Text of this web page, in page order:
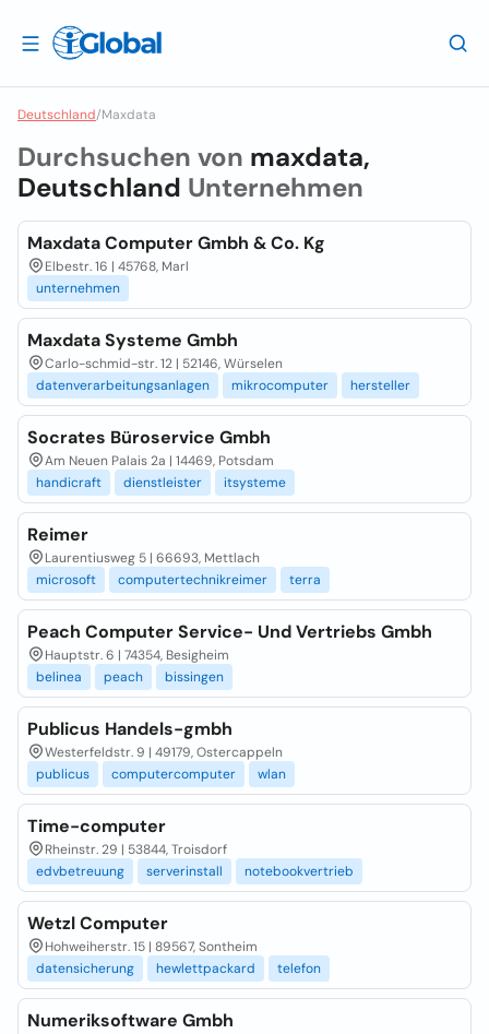
Deutschland/Maxdata
Durchsuchen von maxdata,
Deutschland Unternehmen
Maxdata Computer Gmbh & Co. Kg
Elbestr. 16 | 45768, Marl
unternehmen
Maxdata Systeme Gmbh
Carlo-schmid-str. 12 | 52146, Würselen
datenverarbeitungsanlagen
mikrocomputer hersteller
Socrates Büroservice Gmbh
Am Neuen Palais 2a | 14469, Potsdam
handicraft
dienstleister itsysteme
Reimer
Laurentiusweg 5 | 66693, Mettlach
microsoft
computertechnikreimer terra
Peach Computer Service- Und Vertriebs Gmbh
Hauptstr. 6 | 74354, Besigheim
belinea
peach bissingen
Publicus Handels-gmbh
Westerfeldstr. 9 | 49179, Ostercappeln
publicus
computercomputer wlan
Time-computer
Rheinstr. 29 | 53844, Troisdorf
edvbetreuung
serverinstall notebookvertrieb
Wetzl Computer
Hohweiherstr. 15 | 89567, Sontheim
datensicherung
hewlettpackard telefon
Numeriksoftware Gmbh